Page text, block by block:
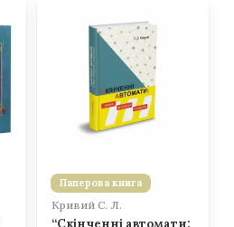
Паперова книга
Кривий С. Л.